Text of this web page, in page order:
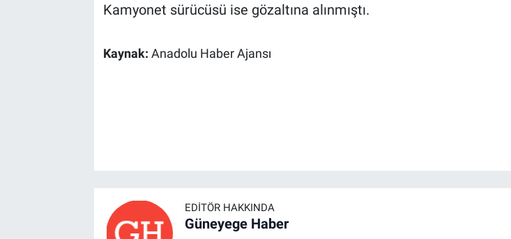
Kamyonet sürücüsü ise gözaltına alınmıştı.
Kaynak: Anadolu Haber Ajansı
EDITÖR HAKKINDA
Güneyege Haber